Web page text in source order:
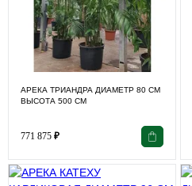
АРЕКА ТРИАНДРА ДИАМЕТР 80 СМ
ВЫСОТА 500 СМ
771 875 ₽